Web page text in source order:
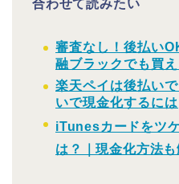
合わせて読みたい
審査なし！後払い
融ブラックでも買
楽天ペイは後払い
いで現金化するには
iTunesカードをツ
は？｜現金化方法も